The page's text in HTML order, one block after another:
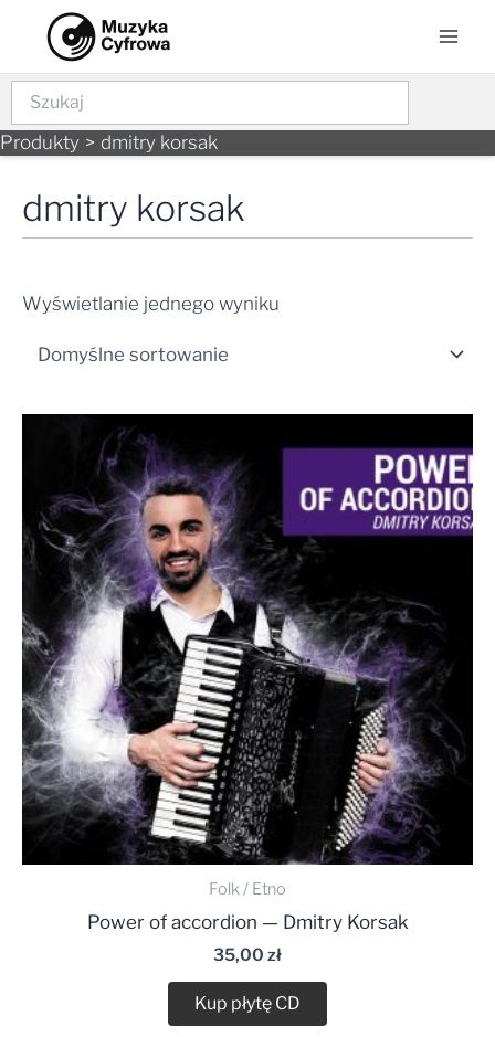
content
Szukaj
Produkty dmitry korsak
dmitry korsak
Wyświetlanie jednego wyniku
Folk / Etno
Power of accordion — Dmitry Korsak
35,00 zł
Kup płytę CD